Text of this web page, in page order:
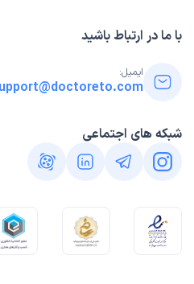
با ما در ارتباط باشید
ایمیل:
شبکه های اجتماعی